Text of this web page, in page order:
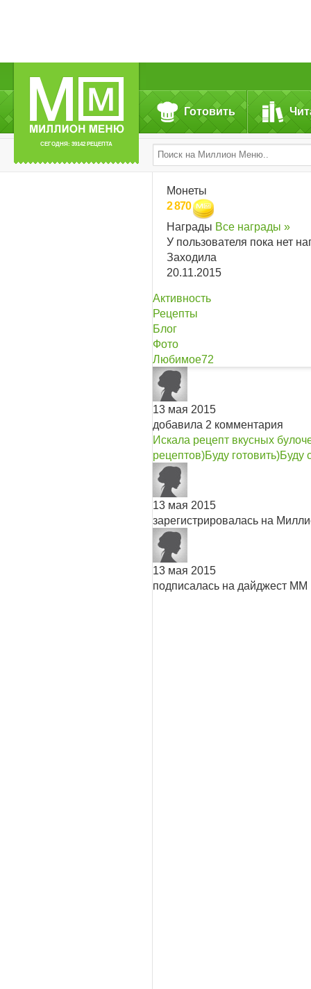
СЕГОДНЯ: 39142 РЕЦЕПТА
Готовить
Монеты
2 870
Награды Все награды »
У пользователя пока нет
Заходила
20.11.2015
Активность
Рецепты
Блог
Фото
Любимое72
13 мая 2015
добавила 2 комментария
Искала рецепт вкусных
рецептов)Буду готовить)Буду
13 мая 2015
зарегистрировалась на
13 мая 2015
подписалась на дайджест ММ